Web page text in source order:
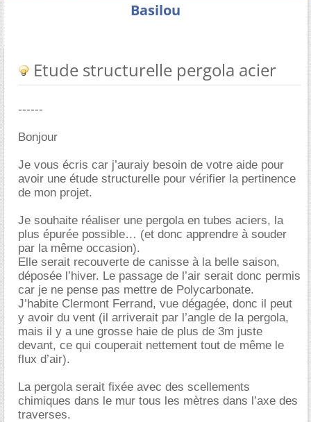
Basilou
Etude structurelle pergola acier
------
Bonjour
Je vous écris car j’auraiy besoin de votre aide pour
avoir une étude structurelle pour vérifier la pertinence
de mon projet.
Je souhaite réaliser une pergola en tubes aciers, la
plus épurée possible… (et donc apprendre à souder
par la même occasion).
Elle serait recouverte de canisse à la belle saison,
déposée l’hiver. Le passage de l’air serait donc permis
car je ne pense pas mettre de Polycarbonate.
J’habite Clermont Ferrand, vue dégagée, donc il peut
y avoir du vent (il arriverait par l’angle de la pergola,
mais il y a une grosse haie de plus de 3m juste
devant, ce qui couperait nettement tout de même le
flux d’air).
La pergola serait fixée avec des scellements
chimiques dans le mur tous les mètres dans l’axe des
traverses.